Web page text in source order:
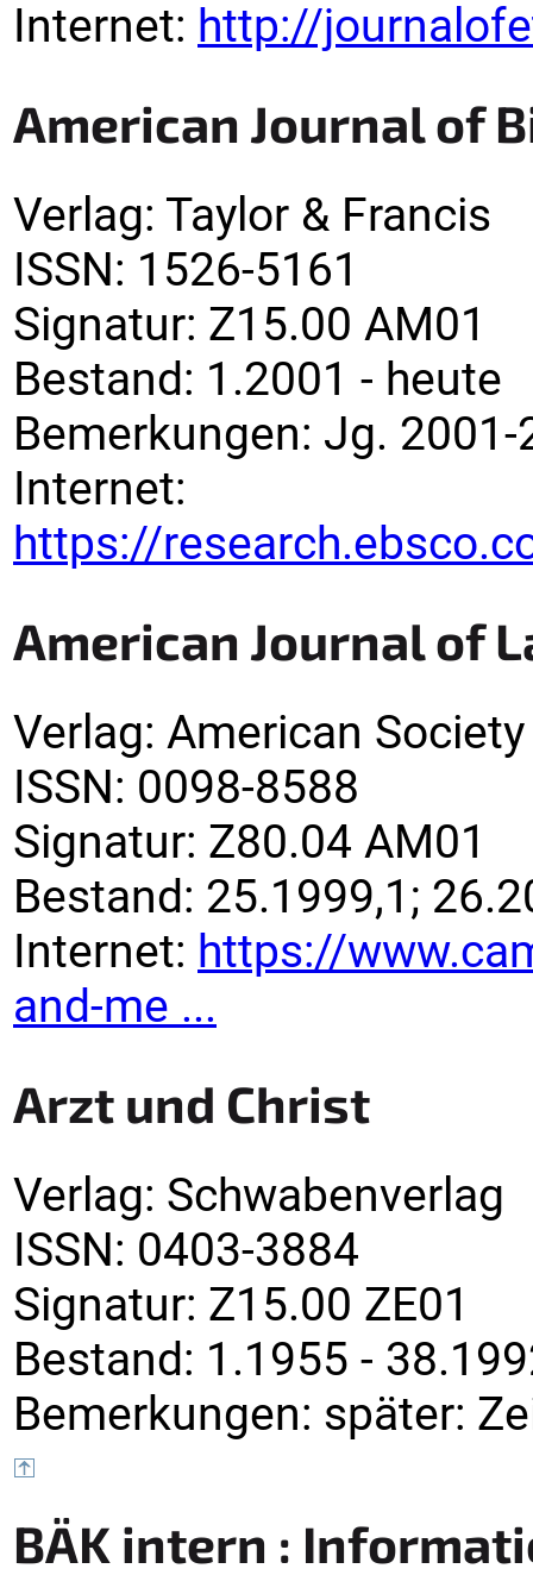
Internet: http://
American Journal of
Verlag: Taylor & Francis
ISSN: 1526-5161
Signatur: Z15.00 AM01
Bestand: 1.2001 - heute
Bemerkungen: Jg. 2001-
Internet:
https://
American Journal of
Verlag: American
ISSN: 0098-8588
Signatur: Z80.04 AM01
Bestand: 25.1999,1;
Internet: https://
and-me ...
Arzt und Christ
Verlag: Schwabenverlag
ISSN: 0403-3884
Signatur: Z15.00 ZE01
Bestand: 1.1955 -
Bemerkungen: später:
BÄK intern :